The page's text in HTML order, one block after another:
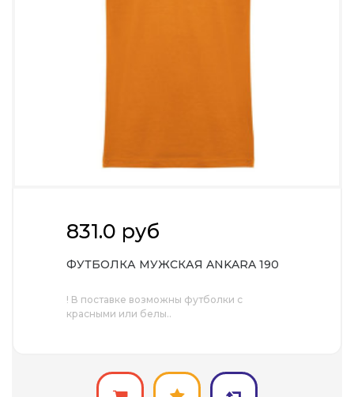
831.0 руб
ФУТБОЛКА МУЖСКАЯ ANKARA 190
! В поставке возможны футболки с
красными или белы..